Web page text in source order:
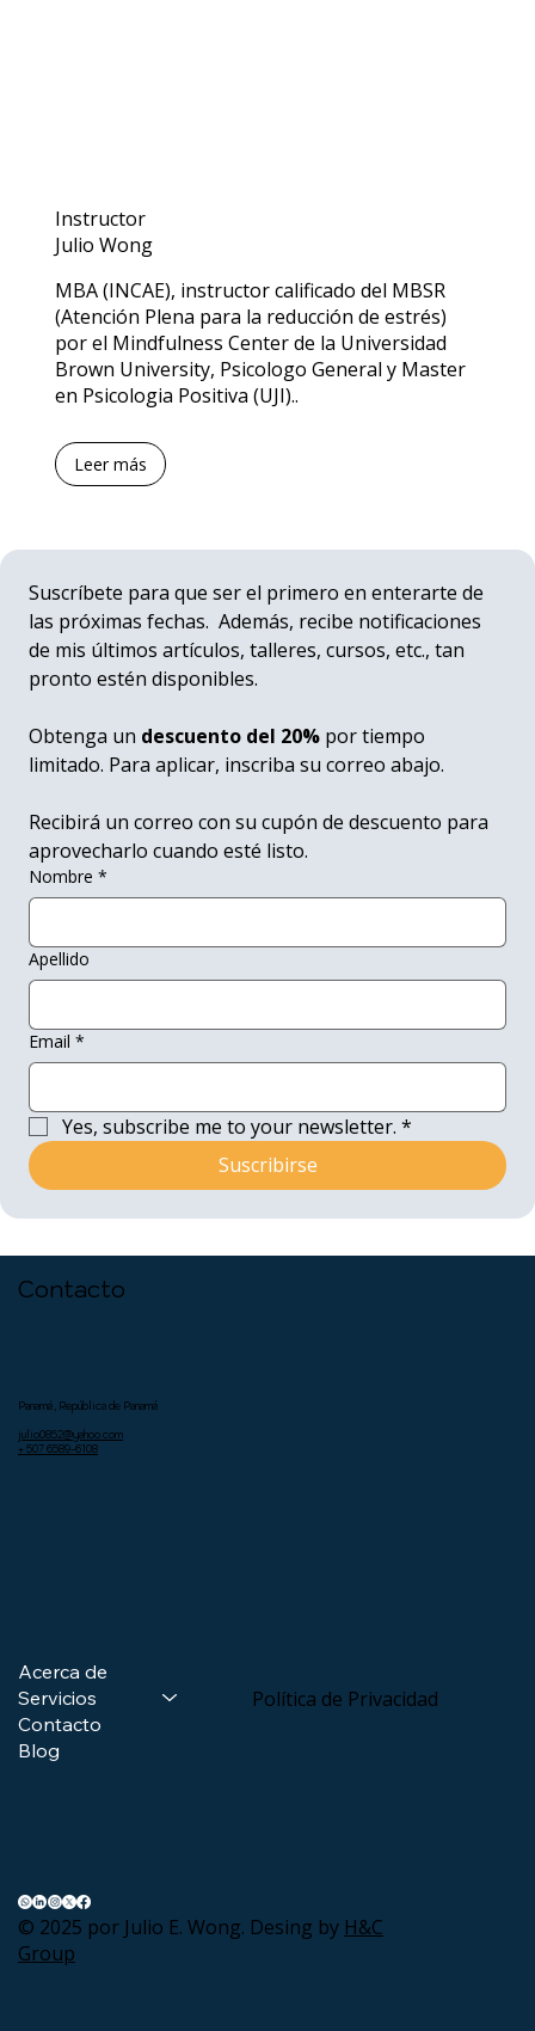
Instructor
Julio Wong
MBA (INCAE), instructor calificado del MBSR
(Atención Plena para la reducción de estrés)
por el Mindfulness Center de la Universidad
Brown University, Psicologo General y Master
en Psicologia Positiva (UJI)..
Leer más
Suscríbete para que ser el primero en enterarte de
las próximas fechas.  Además, recibe notificaciones
de mis últimos artículos, talleres, cursos, etc., tan
pronto estén disponibles.
Obtenga un descuento del 20% por tiempo
limitado. Para aplicar, inscriba su correo abajo.
Recibirá un correo con su cupón de descuento para
aprovecharlo cuando esté listo.
Nombre *
Apellido
Email *
Yes, subscribe me to your newsletter. *
Suscribirse
Contacto
Panamá, República de Panamá
julio0852@yahoo.com
+ 507 6589-6108
Acerca de
Servicios
Contacto
Blog
Política de Privacidad
© 2025 por Julio E. Wong. Desing by H&C
Group